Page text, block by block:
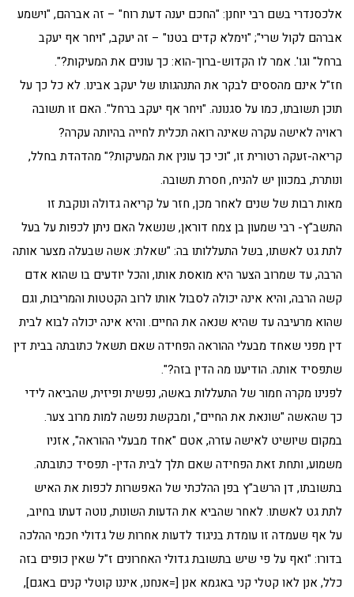
אלכסנדרי בשם רבי יוחנן: "החכם יענה דעת רוח" – זה אברהם, "וישמע
אברהם לקול שרי"; "וימלא קדים בטנו" – זה יעקב, "ויחר אף יעקב
ברחל" וגו'. אמר לו הקדוש-ברוך-הוא: כך עונים את המעיקות?".
חז"ל אינם מהססים לבקר את התנהגותו של יעקב אבינו. לא כל כך על
תוכן תשובתו, כמו על סגנונה. "ויחר אף יעקב ברחל". האם זו תשובה
ראויה לאישה עקרה שאינה רואה תכלית לחייה בהיותה עקרה?
קריאה-זעקה רטורית זו, "וכי כך עונין את המעיקות?" מהדהדת בחלל,
ונותרת, במכוון יש להניח, חסרת תשובה.
מאות רבות של שנים לאחר מכן, חזר על קריאה גדולה ונוקבת זו
התשב"ץ- רבי שמעון בן צמח דוראן, שנשאל האם ניתן לכפות על בעל
לתת גט לאשתו, בשל התעללותו בה: "שאלת: אשה שבעלה מצער אותה
הרבה, עד שמרוב הצער היא מואסת אותו, והכל יודעים בו שהוא אדם
קשה הרבה, והיא אינה יכולה לסבול אותו לרוב הקטטות והמריבות, וגם
שהוא מרעיבה עד שהיא שנאה את החיים. והיא אינה יכולה לבוא לבית
דין מפני שאחד מבעלי ההוראה הפחידה שאם תשאל כתובתה בבית דין
שתפסיד אותה. הודיענו מה הדין בזה?".
לפנינו מקרה חמור של התעללות באשה, נפשית ופיזית, שהביאה לידי
כך שהאשה "שונאת את החיים", ומבקשת נפשה למות מרוב צער.
במקום שיושיט לאישה עזרה, אטם "אחד מבעלי ההוראה", אזניו
משמוע, ותחת זאת הפחידה שאם תלך לבית הדין- תפסיד כתובתה.
בתשובתו, דן הרשב"ץ בפן ההלכתי של האפשרות לכפות את האיש
לתת גט לאשתו. לאחר שהביא את הדעות השונות, נוטה דעתו בחיוב,
על אף שעמדה זו עומדת בניגוד לדעות אחרות של גדולי חכמי ההלכה
בדורו: "ואף על פי שיש בתשובת גדולי האחרונים ז"ל שאין כופים בזה
כלל, אנן לאו קטלי קני באגמא אנן [=אנחנו, איננו קוטלי קנים באגם],